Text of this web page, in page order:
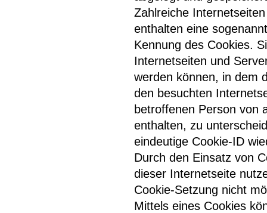
Zahlreiche
enthalten eine
Kennung des Cookies.
Internetseiten und
werden können, in dem
den besuchten
betroffenen Person von
enthalten, zu
eindeutige Cookie-ID
Durch den Einsatz von
dieser Internetseite
Cookie-Setzung nicht
Mittels eines Cookies